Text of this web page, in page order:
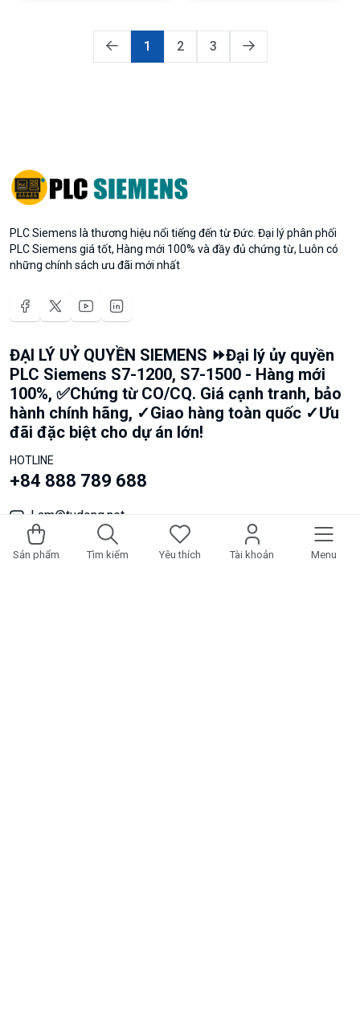
Sản phẩm Tìm kiếm Yêu thích Tài khoản Menu
1 2 3
PLC Siemens là thương hiệu nổi tiếng đến từ Đức. Đại lý phân phối
PLC Siemens giá tốt, Hàng mới 100% và đầy đủ chứng từ, Luôn có
những chính sách ưu đãi mới nhất
ĐẠI LÝ UỶ QUYỀN SIEMENS ⏩Đại lý ủy quyền
PLC Siemens S7-1200, S7-1500 - Hàng mới
100%, ✅Chứng từ CO/CQ. Giá cạnh tranh, bảo
hành chính hãng, ✓Giao hàng toàn quốc ✓Ưu
đãi đặc biệt cho dự án lớn!
HOTLINE
+84 888 789 688
Lam@tudong.net
17/66/41 Liên khu 5-6, Phường Bình Tân, Thành phố Hồ
Chí Minh, Việt Nam